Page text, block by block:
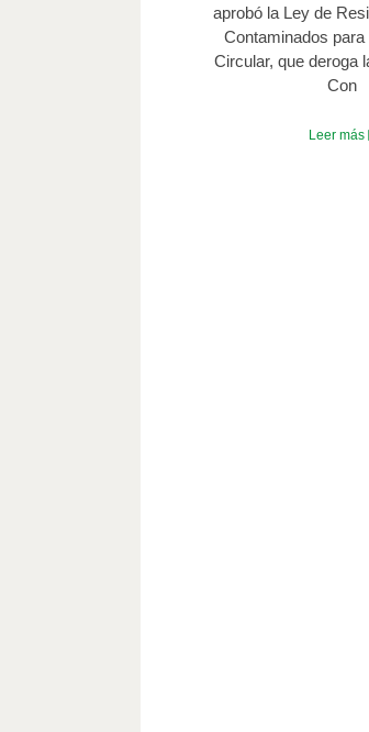
aprobó la Ley de
Contaminados
Circular, que deroga
Con
Leer más